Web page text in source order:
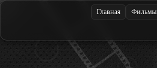
Главная Фильмы